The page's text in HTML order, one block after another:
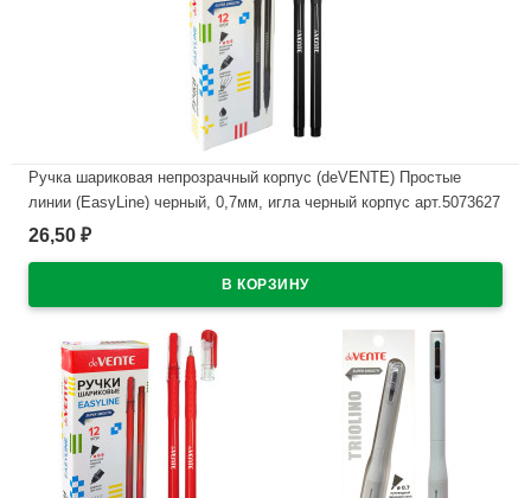
Ручка шариковая непрозрачный корпус (deVENTE) Простые
линии (EasyLine) черный, 0,7мм, игла черный корпус арт.5073627
В наличии
26,50 ₽